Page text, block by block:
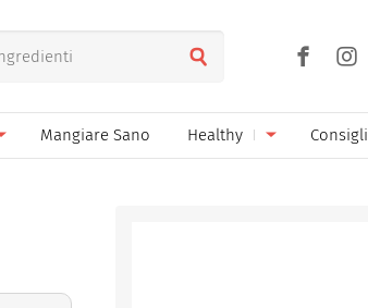
Mangiare Sano Healthy Consigli